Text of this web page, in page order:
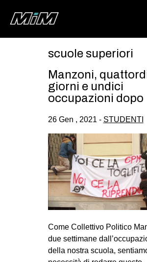
HOME
ABOUT
DEGENERAZIONE
CSOA LAMBRETTA
MSM
STUDENTI TSUNAMI
ZAM
MILANO
MOBILITAZIONI
SPAZI
scuole superiori
Manzoni,
giorni e undici
occupazioni dopo
26 Gen , 2021 - STUDENTI
Come Collettivo Politico
due settimane
della nostra scuola,